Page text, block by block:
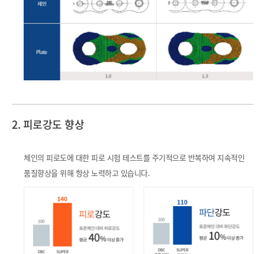
2. 피로강도 향상
체인의 피로도에 대한 피로 시험 테스트를 주기적으로 반복하여 지속적인
품질향상을 위해 항상 노력하고 있습니다.